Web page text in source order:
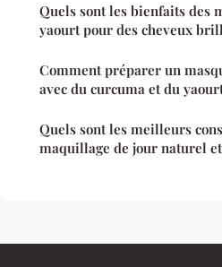
Quels sont les bienfaits des
yaourt pour des cheveux
Comment préparer un
avec du curcuma et du
Quels sont les meilleurs
maquillage de jour naturel